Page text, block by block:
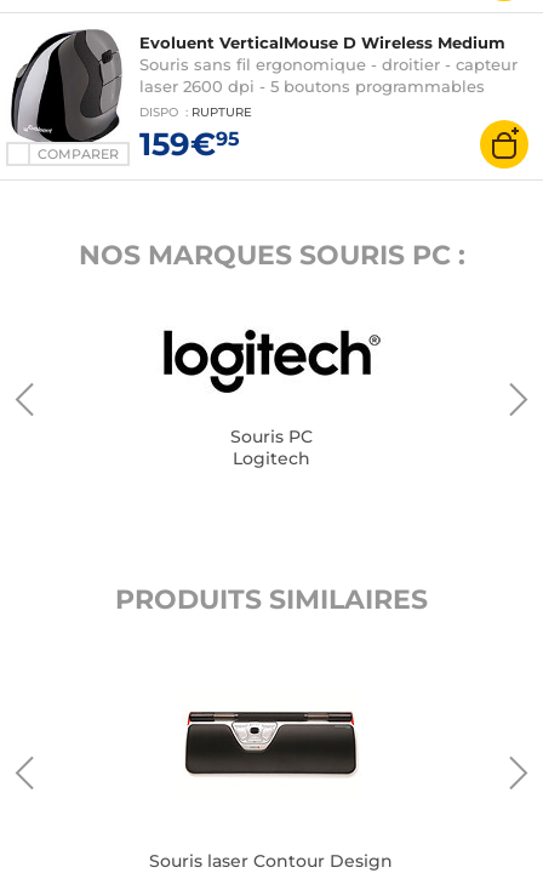
COMPARER
Evoluent VerticalMouse D Wireless Medium
Souris sans fil ergonomique - droitier - capteur
laser 2600 dpi - 5 boutons programmables
DISPO : RUPTURE
159€95
NOS MARQUES SOURIS PC :
Souris PC
Logitech
PRODUITS SIMILAIRES
Souris laser Contour Design